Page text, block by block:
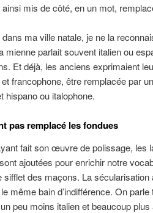
ainsi mis de côté, en un mot,
ma ville natale, je ne la
mienne parlait souvent italien ou
Et déjà, les anciens exprimaient
francophone, être remplacée par
hispano ou italophone.
pas remplacé les fondues
fait son œuvre de polissage, les
ajoutées pour enrichir notre
sifflet des maçons. La
même bain d’indifférence. On
peu moins italien et beaucoup